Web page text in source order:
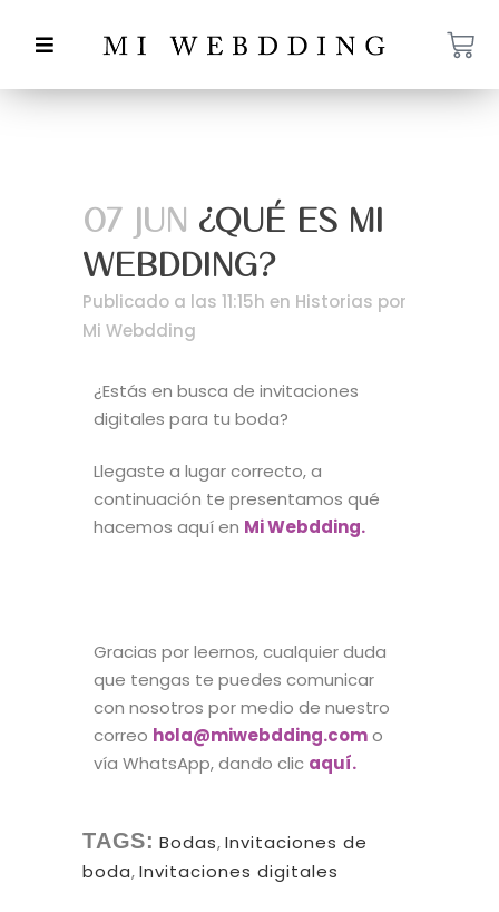
07 JUN ¿QUÉ ES MI
WEBDDING?
Publicado a las 11:15h en Historias por
Mi Webdding
¿Estás en busca de invitaciones
digitales para tu boda?
Llegaste a lugar correcto, a
continuación te presentamos qué
hacemos aquí en Mi Webdding.
Gracias por leernos, cualquier duda
que tengas te puedes comunicar
con nosotros por medio de nuestro
correo hola@miwebdding.como
vía WhatsApp, dando clic aquí.
TAGS: Bodas,Invitaciones de
boda,Invitaciones digitales